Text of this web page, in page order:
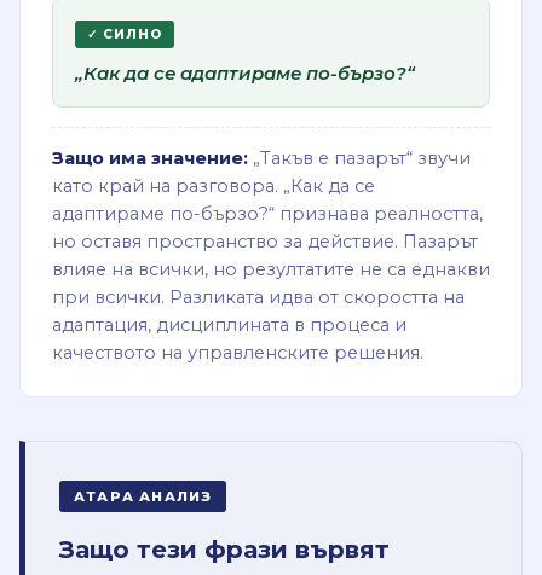
✓ СИЛНО
„Как да се адаптираме по-бързо?“
Защо има значение: „Такъв е пазарът“ звучи
като край на разговора. „Как да се
адаптираме по-бързо?“ признава реалността,
но оставя пространство за действие. Пазарът
влияе на всички, но резултатите не са еднакви
при всички. Разликата идва от скоростта на
адаптация, дисциплината в процеса и
качеството на управленските решения.
АТАРА АНАЛИЗ
Защо тези фрази вървят